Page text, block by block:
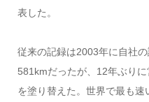
表した。
従来の記録は2003年に自社
581kmだったが、12年ぶり
を塗り替えた。世界で最も